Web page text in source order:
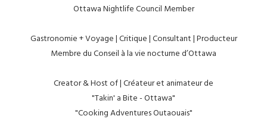
Ottawa Nightlife Council Member
Gastronomie + Voyage | Critique | Consultant | Producteur
Membre du Conseil à la vie nocturne d’Ottawa
Creator & Host of | Créateur et animateur de
"Takin' a Bite - Ottawa"
"Cooking Adventures Outaouais"